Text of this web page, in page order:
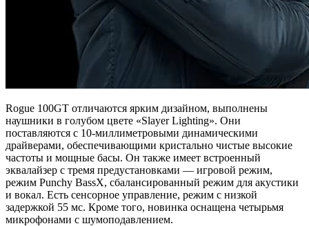
Rogue 100GT отличаются ярким дизайном, выполнены
наушники в голубом цвете «Slayer Lighting». Они
поставляются с 10-миллиметровыми динамическими
драйверами, обеспечивающими кристально чистые высокие
частоты и мощные басы. Он также имеет встроенный
эквалайзер с тремя предустановками — игровой режим,
режим Punchy BassX, сбалансированный режим для акустики
и вокал. Есть сенсорное управление, режим с низкой
задержкой 55 мс. Кроме того, новинка оснащена четырьмя
микрофонами с шумоподавлением.